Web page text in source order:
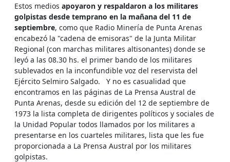
Estos medios apoyaron y respaldaron a los militares
golpistas desde temprano en la mañana del 11 de
septiembre, como que Radio Minería de Punta Arenas
encabezó la "cadena de emisoras" de la Junta Militar
Regional (con marchas militares altisonantes) donde se
leyó a las 08.30 hs. el primer bando de los militares
sublevados en la inconfundible voz del reservista del
Ejército Selmiro Salgado. Y no es casualidad que
encontramos en las páginas de La Prensa Austral de
Punta Arenas, desde su edición del 12 de septiembre de
1973 la lista completa de dirigentes políticos y sociales de
la Unidad Popular todos llamados por los militares a
presentarse en los cuarteles militares, lista que les fue
proporcionada a La Prensa Austral por los militares
golpistas.